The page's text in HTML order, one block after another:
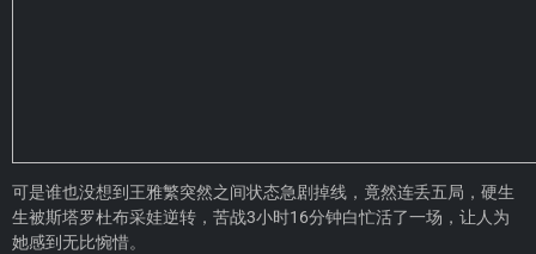
可是谁也没想到王雅繁突然之间状态急剧掉线，竟然连丢五局，硬生
生被斯塔罗杜布采娃逆转，苦战3小时16分钟白忙活了一场，让人为
她感到无比惋惜。